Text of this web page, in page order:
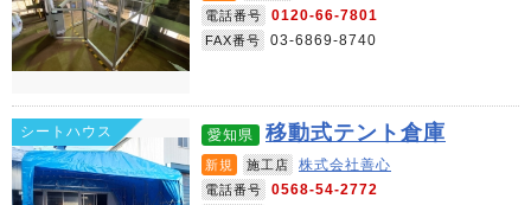
電話番号 0120-66-7801
FAX番号 03-6869-8740
シートハウス 愛知県 移動式テント倉庫
新規 施工店 株式会社善心
電話番号 0568-54-2772